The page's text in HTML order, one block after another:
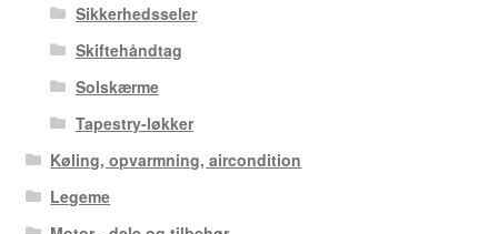
Sikkerhedsseler
Skiftehåndtag
Solskærme
Tapestry-løkker
Køling, opvarmning, aircondition
Legeme